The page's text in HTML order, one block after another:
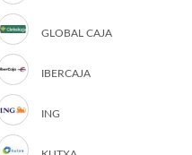
GLOBAL CAJA
IBERCAJA
ING